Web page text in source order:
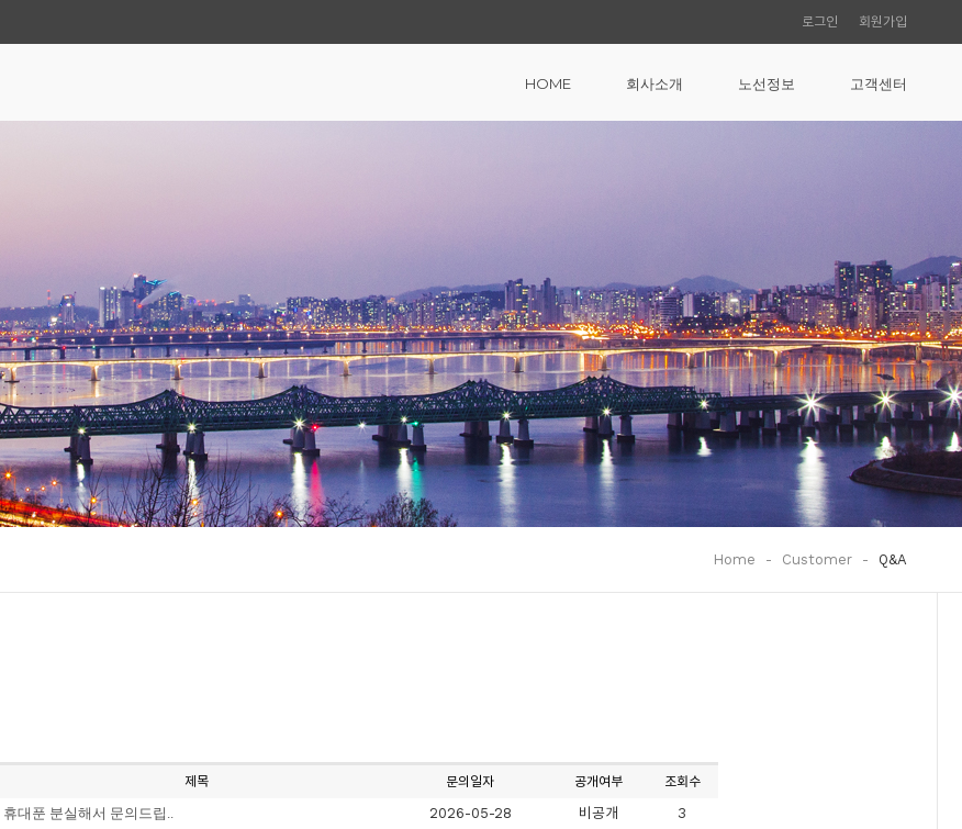
로그인 회원가입
HOME 회사소개 노선정보 고객센터
Home - Customer - Q&A
제목 문의일자 공개여부 조회수
휴대푼 분실해서 문의드립.. 2026-05-28 비공개
3